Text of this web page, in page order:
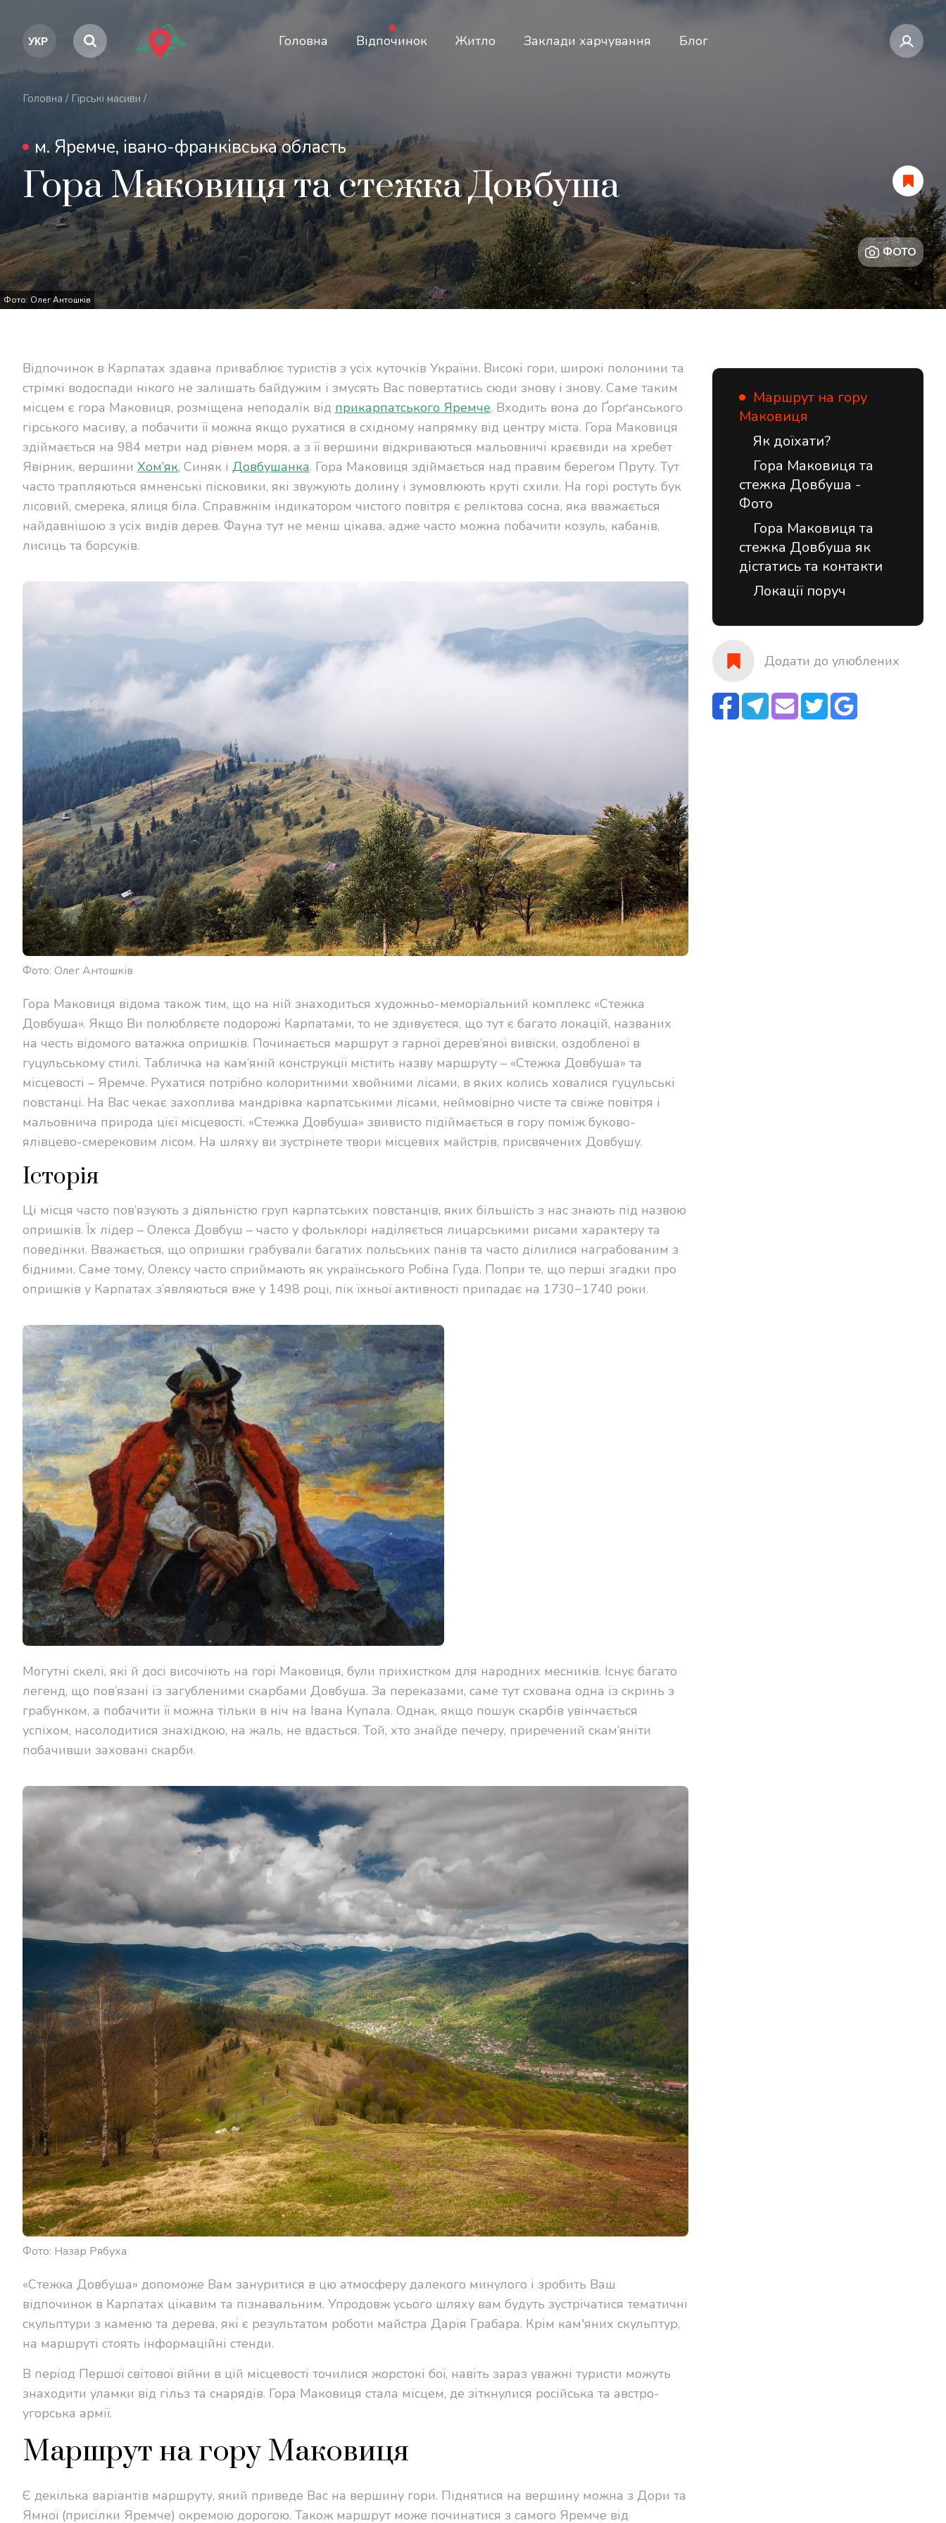
Головна Відпочинок Житло Заклади харчування Блог
Головна / Гірські масиви /
м. Яремче, івано-франківська область
Гора Маковиця та стежка Довбуша
ФОТО
Фото: Олег Антошків
Відпочинок в Карпатах здавна приваблює туристів з усіх куточків України. Високі гори, широкі полонини та
стрімкі водоспади нікого не залишать байдужим і змусять Вас повертатись сюди знову і знову. Саме таким
місцем є гора Маковиця, розміщена неподалік від прикарпатського Яремче. Входить вона до Ґорґанського
гірського масиву, а побачити її можна якщо рухатися в східному напрямку від центру міста. Гора Маковиця
здіймається на 984 метри над рівнем моря, а з її вершини відкриваються мальовничі краєвиди на хребет
Явірник, вершини Хом’як, Синяк і Довбушанка. Гора Маковиця здіймається над правим берегом Пруту. Тут
часто трапляються ямненські пісковики, які звужують долину і зумовлюють круті схили. На горі ростуть бук
лісовий, смерека, ялиця біла. Справжнім індикатором чистого повітря є реліктова сосна, яка вважається
найдавнішою з усіх видів дерев. Фауна тут не менш цікава, адже часто можна побачити козуль, кабанів,
лисиць та борсуків.
Фото: Олег Антошків
Гора Маковиця відома також тим, що на ній знаходиться художньо-меморіальний комплекс «Стежка
Довбуша». Якщо Ви полюбляєте подорожі Карпатами, то не здивуєтеся, що тут є багато локацій, названих
на честь відомого ватажка опришків. Починається маршрут з гарної дерев’яної вивіски, оздобленої в
гуцульському стилі. Табличка на кам’яній конструкції містить назву маршруту – «Стежка Довбуша» та
місцевості – Яремче. Рухатися потрібно колоритними хвойними лісами, в яких колись ховалися гуцульські
повстанці. На Вас чекає захоплива мандрівка карпатськими лісами, неймовірно чисте та свіже повітря і
мальовнича природа цієї місцевості. «Стежка Довбуша» звивисто підіймається в гору поміж буково-
ялівцево-смерековим лісом. На шляху ви зустрінете твори місцевих майстрів, присвячених Довбушу.
Історія
Ці місця часто пов’язують з діяльністю груп карпатських повстанців, яких більшість з нас знають під назвою
опришків. Їх лідер – Олекса Довбуш – часто у фольклорі наділяється лицарськими рисами характеру та
поведінки. Вважається, що опришки грабували багатих польських панів та часто ділилися награбованим з
бідними. Саме тому, Олексу часто сприймають як українського Робіна Гуда. Попри те, що перші згадки про
опришків у Карпатах з’являються вже у 1498 році, пік їхньої активності припадає на 1730−1740 роки.
Могутні скелі, які й досі височіють на горі Маковиця, були прихистком для народних месників. Існує багато
легенд, що пов’язані із загубленими скарбами Довбуша. За переказами, саме тут схована одна із скринь з
грабунком, а побачити її можна тільки в ніч на Івана Купала. Однак, якщо пошук скарбів увінчається
успіхом, насолодитися знахідкою, на жаль, не вдасться. Той, хто знайде печеру, приречений скам’яніти
побачивши заховані скарби.
Фото: Назар Рябуха
«Стежка Довбуша» допоможе Вам зануритися в цю атмосферу далекого минулого і зробить Ваш
відпочинок в Карпатах цікавим та пізнавальним. Упродовж усього шляху вам будуть зустрічатися тематичні
скульптури з каменю та дерева, які є результатом роботи майстра Дарія Грабара. Крім кам'яних скульптур,
на маршруті стоять інформаційні стенди.
В період Першої світової війни в цій місцевості точилися жорстокі бої, навіть зараз уважні туристи можуть
знаходити уламки від гільз та снарядів. Гора Маковиця стала місцем, де зіткнулися російська та австро-
угорська армії.
Маршрут на гору Маковиця
Є декілька варіантів маршруту, який приведе Вас на вершину гори. Піднятися на вершину можна з Дори та
Ямної (присілки Яремче) окремою дорогою. Також маршрут може починатися з самого Яремче від
Маршрут на гору
Маковиця
Як доїхати?
Гора Маковиця та
стежка Довбуша -
Фото
Гора Маковиця та
стежка Довбуша як
дістатись та контакти
Локації поруч
Додати до улюблених